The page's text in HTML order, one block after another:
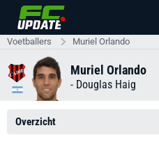
Voetballers Muriel Orlando
Muriel Orlando
- Douglas Haig
Overzicht